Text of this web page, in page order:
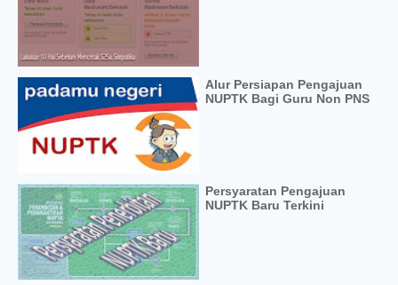
Alur Persiapan Pengajuan
NUPTK Bagi Guru Non PNS
Persyaratan Pengajuan
NUPTK Baru Terkini